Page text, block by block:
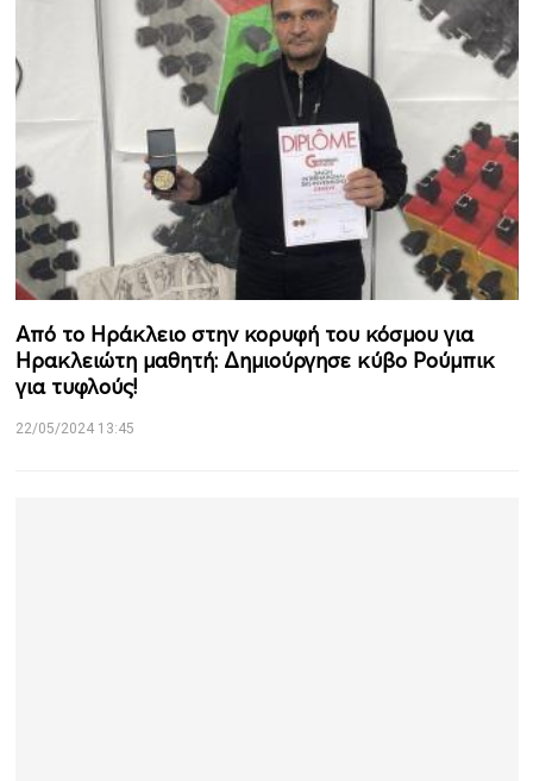
Από το Ηράκλειο στην κορυφή του κόσμου για
Ηρακλειώτη μαθητή: Δημιούργησε κύβο Ρούμπικ
για τυφλούς!
22/05/2024 13:45